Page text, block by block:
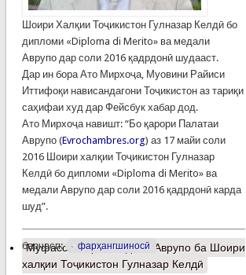
Шоири Халқии Тоҷикистон Гулназар Келдӣ бо
дипломи «Diploma di Merito» ва медали
Аврупо дар соли 2016 қадрдонӣ шудааст.
Дар ин бора Ато Мирхоҷа, Муовини Райиси
Иттифоқи нависандагони Тоҷикистон аз тариқи
саҳифаи худ дар Фейсбук хабар дод.
Ато Мирхоҷа навишт: “Бо қарори Палатаи
Аврупо (Evrochambres.org) аз 17 майи соли
2016 Шоири халқии Тоҷикистон Гулназар
Келдӣ бо дипломи «Diploma di Merito» ва
медали Аврупо дар соли 2016 қадрдонӣ карда
шуд”.
барчасп: фарҳангшиносӣ
Муфассалтаро Медали Аврупо ба Шоири
халқии Тоҷикистон Гулназар Келдӣ